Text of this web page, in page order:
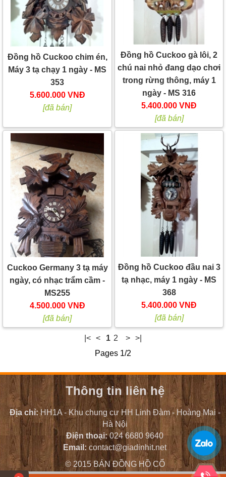
Đồng hồ Cuckoo chim én,
Máy 3 tạ chạy 1 ngày - MS
353
5.600.000 VNĐ
[đã bán]
Đồng hồ Cuckoo gà lôi, 2
chú nai nhỏ đang dạo chơi
trong rừng thông, máy 1
ngày - MS 316
5.400.000 VNĐ
[đã bán]
Cuckoo Germany 3 tạ máy
ngày, có nhạc trẩm cầm -
MS255
4.500.000 VNĐ
[đã bán]
Đồng hồ Cuckoo đầu nai 3
tạ nhạc, máy 1 ngày - MS
368
5.400.000 VNĐ
[đã bán]
|< < 1 2 > >|
Pages 1/2
Thông tin liên hệ
Địa chỉ:HH1A - Khu chung cư HH Linh Đàm - Hoàng Mai -
Hà Nội
Điện thoại:024 6680 9640
Email: contact@giadinhit.net
© 2015 BÁN ĐỒNG HỒ CỔ